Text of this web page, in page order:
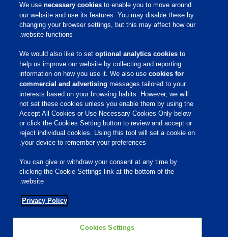
תמיכה מקצועית
מידע מקצועי
קריירה
שירות לקוחות
תנאי שימוש
הצהרת נגישות
Cookies Settings
מדיניות פרטיות
We usenecessary cookies to enable you to move around
our website and use its features. You may disable these by
changing your browser settings, but this may affect how our
website functions.
We would also like to setoptional analytics cookies to
help us improve our website by collecting and reporting
information on how you use it. We also usecookies for
commercial and advertising messages tailored to your
interests based on your browsing habits. However, we will
not set these cookies unless you enable them by using the
Accept All Cookies or Use Necessary Cookies Only below
or click the Cookies Setting button to review and accept or
reject individual cookies. Using this tool will set a cookie on
your device to remember your preferences.
You can give or withdraw your consent at any time by
clicking the Cookie Settings link at the bottom of the
website.
Privacy Policy
Cookies Settings